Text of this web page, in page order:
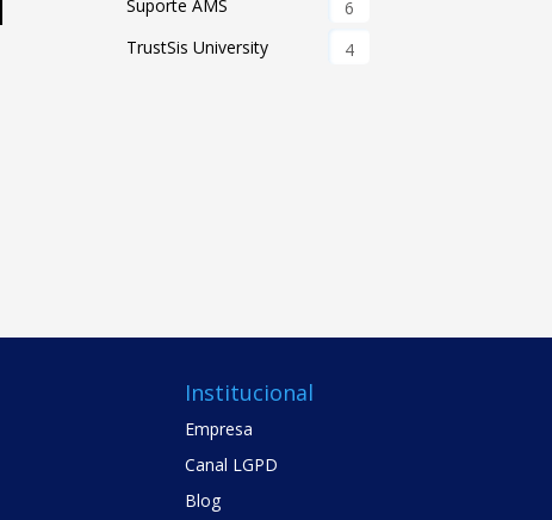
Suporte AMS
6
TrustSis University
4
Institucional
Empresa
Canal LGPD
Blog